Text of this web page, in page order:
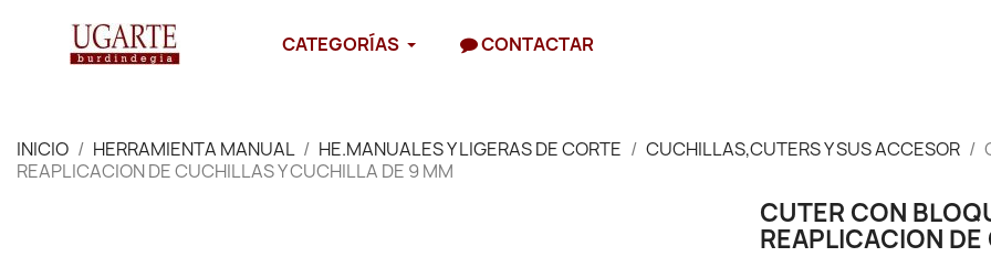
CATEGORÍAS CONTACTAR
INICIO HERRAMIENTA MANUAL HE.MANUALES Y LIGERAS DE CORTE CUCHILLAS,CUTERS Y SUS ACCESOR
REAPLICACION DE CUCHILLAS Y CUCHILLA DE 9 MM
CUTER CON
REAPLICACION